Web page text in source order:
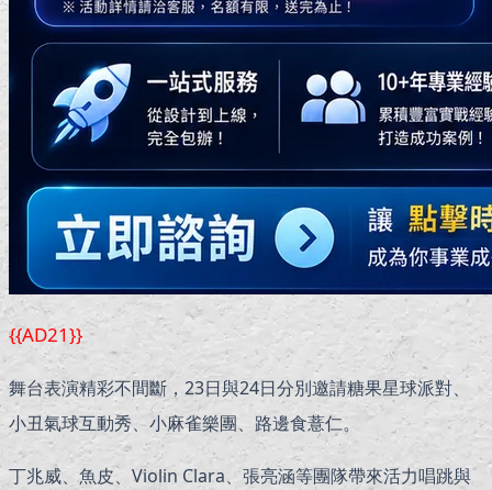
{{AD21}}
舞台表演精彩不間斷，23日與24日分別邀請糖果星球派對、
小丑氣球互動秀、小麻雀樂團、路邊食薏仁。
丁兆威、魚皮、Violin Clara、張亮涵等團隊帶來活力唱跳與